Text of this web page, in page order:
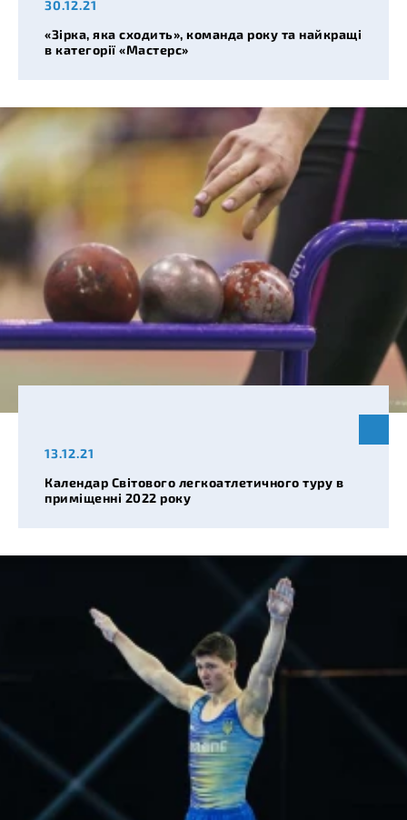
30.12.21
«Зірка, яка сходить», команда року та найкращі
в категорії «Мастерс»
13.12.21
Календар Світового легкоатлетичного туру в
приміщенні 2022 року